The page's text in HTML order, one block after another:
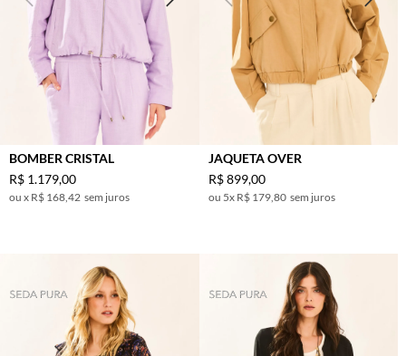
BOMBER CRISTAL
R$ 1.179,00
x R$ 168,42 sem juros
JAQUETA OVER
R$ 899,00
5x R$ 179,80 sem juros